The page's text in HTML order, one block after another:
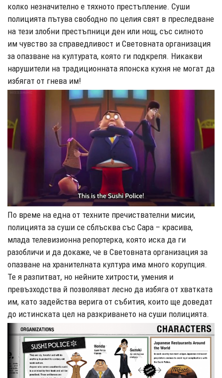
колко незначително е тяхното престъпление. Суши
полицията пътува свободно по целия свят в преследване
на тези злобни престъпници ден или нощ, със силното
им чувство за справедливост и Световната организация
за опазване на културата, която ги подкрепя. Никакви
нарушители на традиционната японска кухня не могат да
избягат от гнева им!
По време на една от техните пречиствателни мисии,
полицията за суши се сблъсква със Сара – красива,
млада телевизионна репортерка, която иска да ги
разобличи и да докаже, че в Световната организация за
опазване на хранителната култура има много корупция.
Те я ​​разпитват, но нейните хитрости, умения и
превъзходства й позволяват лесно да избяга от хватката
им, като задейства верига от събития, които ще доведат
до истинската цел на разкриването на суши полицията.